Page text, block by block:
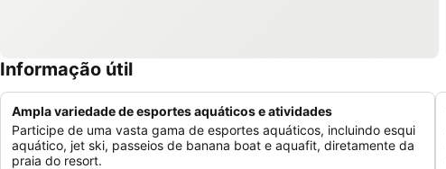
Informação útil
Ampla variedade de esportes aquáticos e atividades
Participe de uma vasta gama de esportes aquáticos, incluindo esqui
aquático, jet ski, passeios de banana boat e aquafit, diretamente da
praia do resort.